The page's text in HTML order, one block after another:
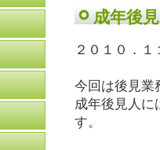
成年後
２０１０．
今回は後見業
成年後見人に
す。